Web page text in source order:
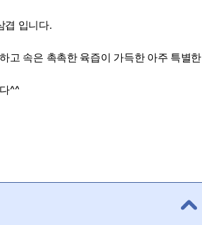
겹 입니다.
고 속은 촉촉한 육즙이 가득한 아주 특별한
^^